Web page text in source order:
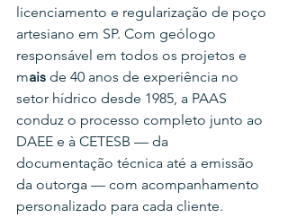
licenciamento e regularização de poço
artesiano em SP. Com geólogo
responsável em todos os projetos e
mais de 40 anos de experiência no
setor hídrico desde 1985, a PAAS
conduz o processo completo junto ao
DAEE e à CETESB — da
documentação técnica até a emissão
da outorga — com acompanhamento
personalizado para cada cliente.